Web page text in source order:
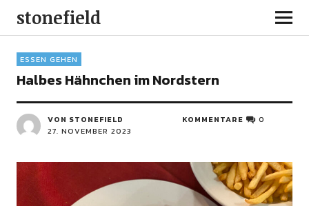
stonefield
ESSEN GEHEN
Halbes Hähnchen im Nordstern
VON STONEFIELD
27. NOVEMBER 2023
KOMMENTARE 0